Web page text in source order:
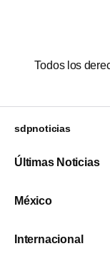
Todos los
sdpnoticias
Últimas Noticias
México
Internacional